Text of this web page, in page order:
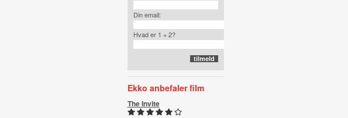
Din email:
Hvad er 1 + 2?
Ekko anbefaler film
The Invite